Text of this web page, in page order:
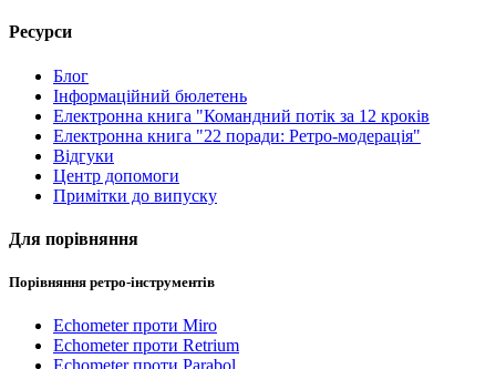
Ресурси
Блог
Інформаційний бюлетень
Електронна книга "Командний потік за 12 кроків
Електронна книга "22 поради: Ретро-модерація"
Відгуки
Центр допомоги
Примітки до випуску
Для порівняння
Порівняння ретро-інструментів
Echometer проти Miro
Echometer проти Retrium